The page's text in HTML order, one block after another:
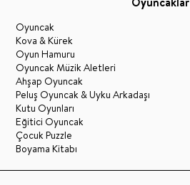
Oyuncak
Kova & Kürek
Oyun Hamuru
Oyuncak Müzik Aletleri
Ahşap Oyuncak
Peluş Oyuncak & Uyku Arkadaşı
Kutu Oyunları
Eğitici Oyuncak
Çocuk Puzzle
Boyama Kitabı